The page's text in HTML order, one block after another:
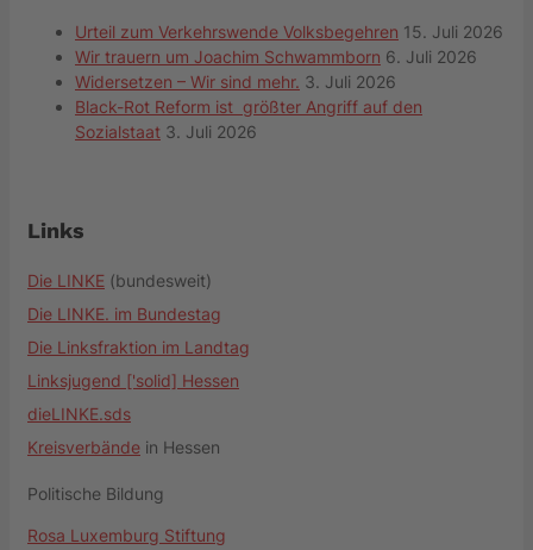
Urteil zum Verkehrswende Volksbegehren 15. Juli 2026
Wir trauern um Joachim Schwammborn 6. Juli 2026
Widersetzen – Wir sind mehr. 3. Juli 2026
Black-Rot Reform ist größter Angriff auf den
Sozialstaat 3. Juli 2026
Links
Die LINKE (bundesweit)
Die LINKE. im Bundestag
Die Linksfraktion im Landtag
Linksjugend ['solid] Hessen
dieLINKE.sds
Kreisverbände in Hessen
Politische Bildung
Rosa Luxemburg Stiftung